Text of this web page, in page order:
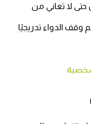
لا تعاني من
وقف الدواء تدريجيًا